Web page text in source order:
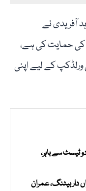
آفریدی نے
حمایت کی ہے،
کے لیے اپنی
ٹیسٹ سے باہر،
دار بیٹنگ، عمران